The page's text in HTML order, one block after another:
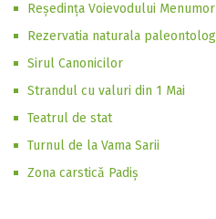
Reşedinţa Voievodului
Rezervatia naturala
Sirul Canonicilor
Strandul cu valuri din 1 Mai
Teatrul de stat
Turnul de la Vama Sarii
Zona carstică Padiș